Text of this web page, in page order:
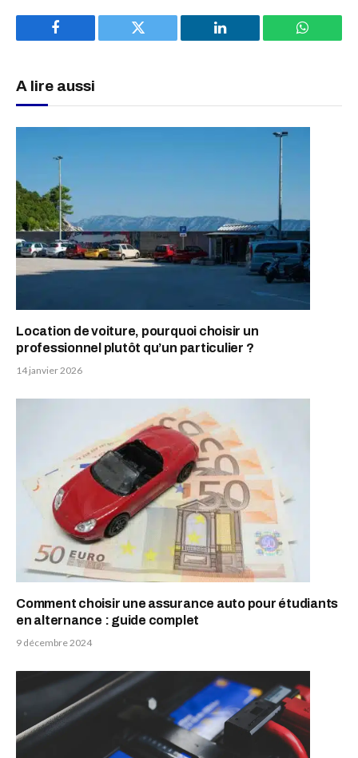
Facebook Twitter LinkedIn
A lire aussi
Location de voiture, pourquoi choisir un
professionnel plutôt qu’un particulier ?
14 janvier 2026
Comment choisir une assurance auto pour étudiants
en alternance : guide complet
9 décembre 2024